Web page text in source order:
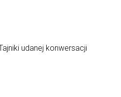
udanej konwersacji